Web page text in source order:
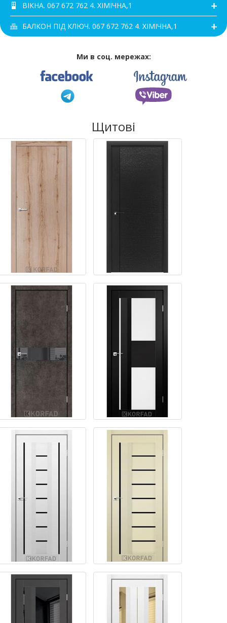
ВІКНА. 067 672 762 4. ХІМІЧНА,1
БАЛКОН ПІД КЛЮЧ. 067 672 762 4. ХІМІЧНА,1
Ми в соц. мережах:
Щитові